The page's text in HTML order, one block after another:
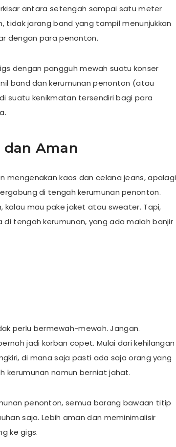
antara setengah sampai satu meter
tidak jarang band yang tampil menunjukkan
dengan para penonton.
dengan pangguh mewah suatu konser
band dan kerumunan penonton (atau
suatu kenikmatan tersendiri bagi para
dan Aman
mengenakan kaos dan celana jeans, apalagi
di tengah kerumunan penonton.
kalau mau pake jaket atau sweater. Tapi,
tengah kerumunan, yang ada malah banjir
perlu bermewah-mewah. Jangan.
jadi korban copet. Mulai dari kehilangan
di mana saja pasti ada saja orang yang
kerumunan namun berniat jahat.
penonton, semua barang bawaan titip
saja. Lebih aman dan meminimalisir
ke gigs.